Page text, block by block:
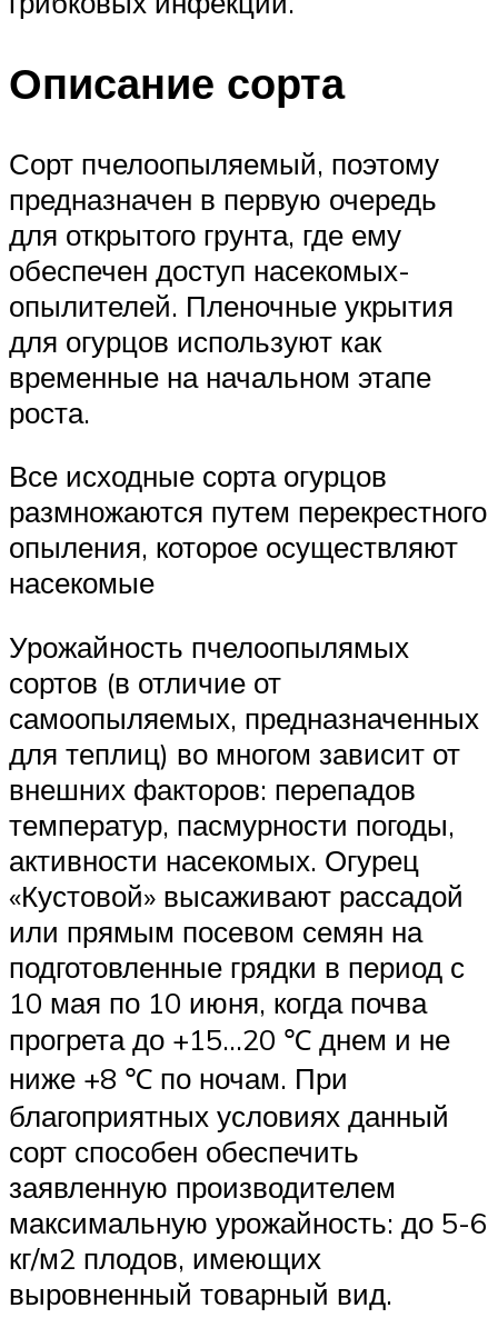
Описание сорта
Сорт пчелоопыляемый, поэтому
предназначен в первую очередь
для открытого грунта, где ему
обеспечен доступ насекомых-
опылителей. Пленочные укрытия
для огурцов используют как
временные на начальном этапе
роста.
Все исходные сорта огурцов
размножаются путем перекрестного
опыления, которое осуществляют
насекомые
Урожайность пчелоопылямых
сортов (в отличие от
самоопыляемых, предназначенных
для теплиц) во многом зависит от
внешних факторов: перепадов
температур, пасмурности погоды,
активности насекомых. Огурец
«Кустовой» высаживают рассадой
или прямым посевом семян на
подготовленные грядки в период с
10 мая по 10 июня, когда почва
прогрета до +15…20 ℃ днем и не
ниже +8 ℃ по ночам. При
благоприятных условиях данный
сорт способен обеспечить
заявленную производителем
максимальную урожайность: до 5-6
кг/м2 плодов, имеющих
выровненный товарный вид.